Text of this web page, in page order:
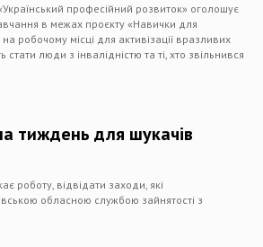
професійний розвиток» оголошує
в межах проєкту «Навички для
робочому місці для активізації вразливих
люди з інвалідністю та ті, хто звільнився
тиждень для шукачів
роботу, відвідати заходи, які
обласною службою зайнятості з